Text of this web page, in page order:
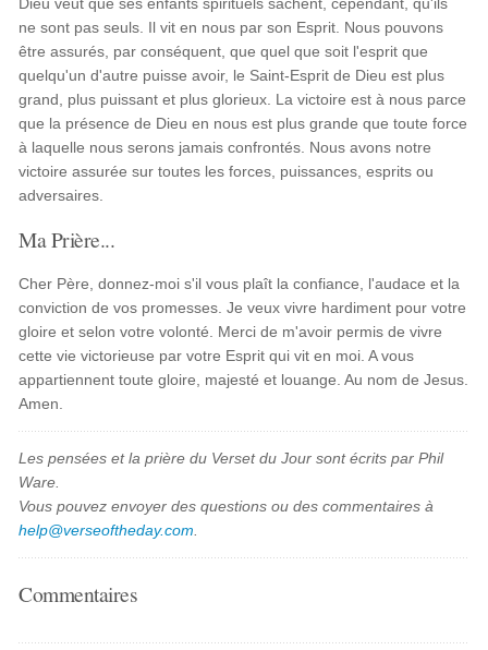
ne sont pas seuls. Il vit en nous par son Esprit. Nous pouvons
être assurés, par conséquent, que quel que soit l'esprit que
quelqu'un d'autre puisse avoir, le Saint-Esprit de Dieu est plus
grand, plus puissant et plus glorieux. La victoire est à nous parce
que la présence de Dieu en nous est plus grande que toute force
à laquelle nous serons jamais confrontés. Nous avons notre
victoire assurée sur toutes les forces, puissances, esprits ou
adversaires.
Ma Prière...
Cher Père, donnez-moi s'il vous plaît la confiance, l'audace et la
conviction de vos promesses. Je veux vivre hardiment pour votre
gloire et selon votre volonté. Merci de m'avoir permis de vivre
cette vie victorieuse par votre Esprit qui vit en moi. A vous
appartiennent toute gloire, majesté et louange. Au nom de Jesus.
Amen.
Les pensées et la prière du Verset du Jour sont écrits par Phil
Ware.
Vous pouvez envoyer des questions ou des commentaires à
help@verseoftheday.com
Commentaires